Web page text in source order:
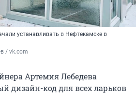
устанавливать в Нефтекамске в
/ vk.com
Артемия Лебедева
дизайн-код для всех ларьков